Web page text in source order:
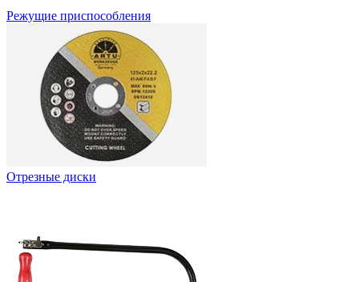
Режущие приспособления
Отрезные диски